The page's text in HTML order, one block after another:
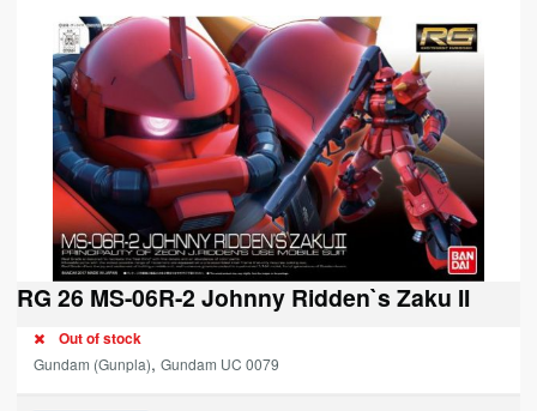
RG 26 MS-06R-2 Johnny Ridden`s Zaku II
Out of stock
Gundam (Gunpla), Gundam UC 0079